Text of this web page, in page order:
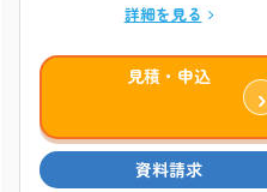
詳細を見る
見積・申込